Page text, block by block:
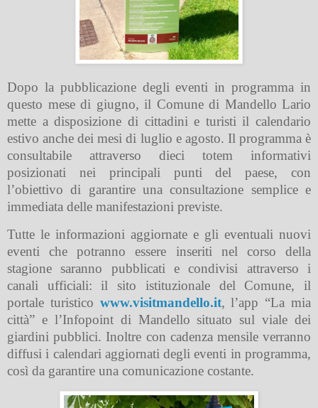
Dopo la pubblicazione degli eventi in programma in
questo mese di giugno, il Comune di Mandello Lario
mette a disposizione di cittadini e turisti il calendario
estivo anche dei mesi di luglio e agosto. Il programma è
consultabile attraverso dieci totem informativi
posizionati nei principali punti del paese, con
l’obiettivo di garantire una consultazione semplice e
immediata delle manifestazioni previste.
Tutte le informazioni aggiornate e gli eventuali nuovi
eventi che potranno essere inseriti nel corso della
stagione saranno pubblicati e condivisi attraverso i
canali ufficiali: il sito istituzionale del Comune, il
portale turistico www.visitmandello.it, l’app “La mia
città” e l’Infopoint di Mandello situato sul viale dei
giardini pubblici. Inoltre con cadenza mensile verranno
diffusi i calendari aggiornati degli eventi in programma,
così da garantire una comunicazione costante.